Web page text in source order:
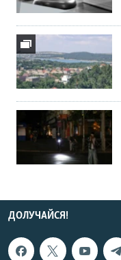
ДОЛУЧАЙСЯ!